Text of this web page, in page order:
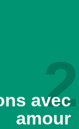
2
avec
amour